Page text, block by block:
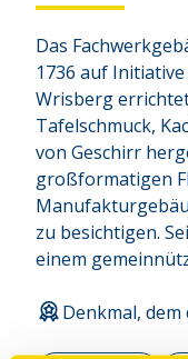
Das
1736 auf
Wrisberg
Tafelschmuck,
von Geschirr
großformatigen
zu besichtigen.
einem
Denkmal,